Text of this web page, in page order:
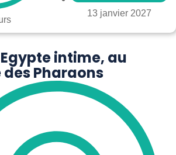
13 janvier 2027
Egypte intime, au
Pharaons